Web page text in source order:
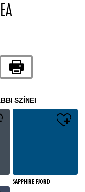
SZÍNEI
SAPPHIRE FJORD